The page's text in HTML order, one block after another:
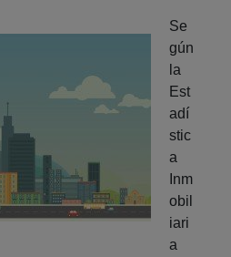
Se
gún
la
Est
adí
stic
a
Inm
obil
iari
a